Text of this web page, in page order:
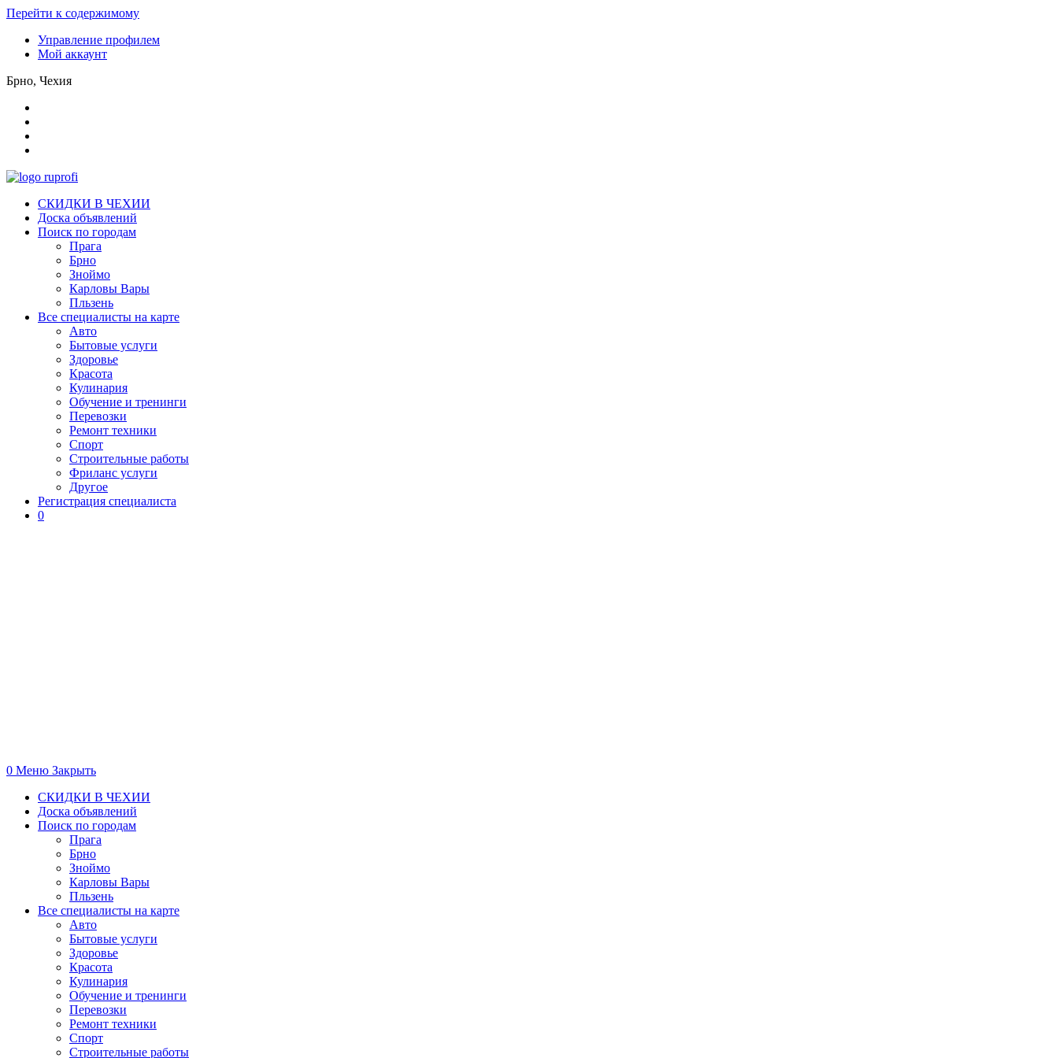
Перейти к содержимому
Управление профилем
Мой аккаунт
Брно, Чехия
СКИДКИ В ЧЕХИИ
Доска объявлений
Поиск по городам
Прага
Брно
Зноймо
Карловы Вары
Пльзень
Все специалисты на карте
Авто
Бытовые услуги
Здоровье
Красота
Кулинария
Обучение и тренинги
Перевозки
Ремонт техники
Спорт
Строительные работы
Фриланс услуги
Другое
Регистрация специалиста
0
0 Меню Закрыть
СКИДКИ В ЧЕХИИ
Доска объявлений
Поиск по городам
Прага
Брно
Зноймо
Карловы Вары
Пльзень
Все специалисты на карте
Авто
Бытовые услуги
Здоровье
Красота
Кулинария
Обучение и тренинги
Перевозки
Ремонт техники
Спорт
Строительные работы